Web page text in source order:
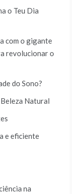
o Teu Dia
com o gigante
revolucionar o
do Sono?
Natural
e eficiente
na